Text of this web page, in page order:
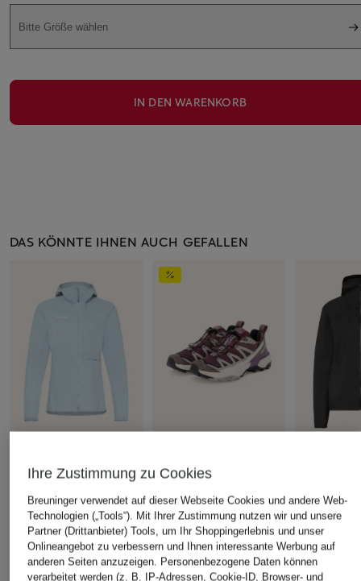
Bitte Größe wählen
IN DEN WARENKORB
DAS KÖNNTE IHNEN AUCH GEFALLEN
Hardshell-Jacke DUCAN
LIGHT
190 €
+Aktionsrabatt
Wanderschuhe X ULTRA
360 EDGE GTX
119,99 €
Bestpreis: 150 €
2.5L
199,99 €
Bestpreis:
Ihre Zustimmung zu Cookies
Breuninger verwendet auf dieser Webseite Cookies und andere Web-
Technologien („Tools“). Mit Ihrer Zustimmung nutzen wir und unsere
Partner (Drittanbieter) Tools, um Ihr Shoppingerlebnis und unser
Onlineangebot zu verbessern und Ihnen interessante Werbung auf
anderen Seiten anzuzeigen. Personenbezogene Daten können
verarbeitet werden (z. B. IP-Adressen, Cookie-ID, Browser- und